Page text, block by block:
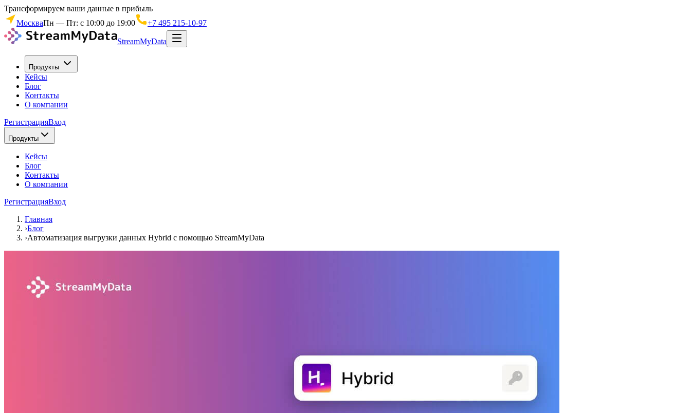
Трансформируем ваши данные в прибыль
МоскваПн — Пт: с 10:00 до 19:00 +7 495 215-10-97
StreamMyData
Продукты
Кейсы
Блог
Контакты
О компании
РегистрацияВход
Продукты
Кейсы
Блог
Контакты
О компании
РегистрацияВход
Главная
›Блог
›Автоматизация выгрузки данных Hybrid с помощью StreamMyData